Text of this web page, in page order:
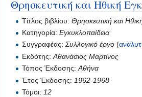
Θρησκευτική και Ηθική
Τίτλος βιβλίου:Θρησκευτική και
Κατηγορία:Εγκυκλοπαίδεια
Συγγραφέας:Συλλογικό έργο (
Εκδότης:Αθανάσιος Μαρτίνος
Τόπος Έκδοσης:Αθήνα
Έτος Έκδοσης: 1962-1968
Τόμοι: 12